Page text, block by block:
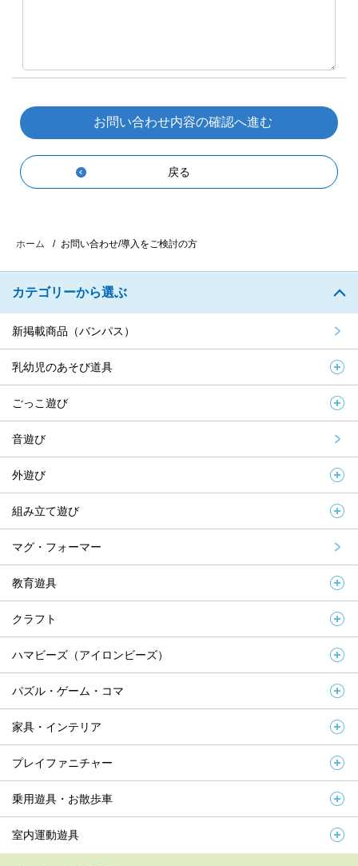
戻る
ホーム お問い合わせ/導入をご検討の方
カテゴリーから選ぶ
新掲載商品（バンパス）
乳幼児のあそび道具
ごっこ遊び
音遊び
外遊び
組み立て遊び
マグ・フォーマー
教育遊具
クラフト
ハマビーズ（アイロンビーズ）
パズル・ゲーム・コマ
家具・インテリア
プレイファニチャー
乗用遊具・お散歩車
室内運動遊具